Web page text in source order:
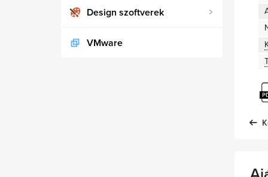
Design szoftverek
VMware